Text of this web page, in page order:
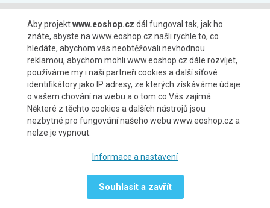
Možnosti platby
Možnosti dopravy
Aby projektwww.eoshop.cz dál fungoval tak, jak ho
znáte, abyste na www.eoshop.cz našli rychle to, co
hledáte, abychom vás neobtěžovali nevhodnou
reklamou, abychom mohli www.eoshop.cz dále rozvíjet,
používáme my i naši partneři cookies a další síťové
identifikátory jako IP adresy, ze kterých získáváme údaje
o vašem chování na webu a o tom co Vás zajímá.
Některé z těchto cookies a dalších nástrojů jsou
nezbytné pro fungování našeho webu www.eoshop.cz a
nelze je vypnout.
Informace a nastavení
Souhlasit a zavřít